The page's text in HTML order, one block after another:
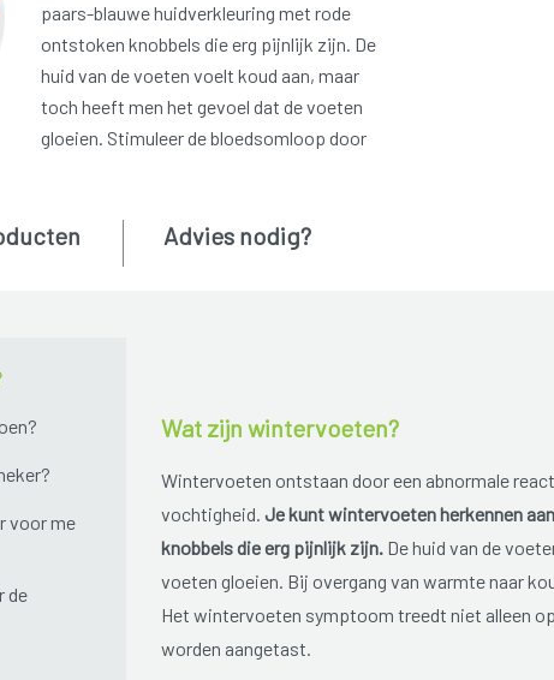
paars-blauwe huidverkleuring met rode
ontstoken knobbels die erg pijnlijk zijn. De
huid van de voeten voelt koud aan, maar
toch heeft men het gevoel dat de voeten
gloeien. Stimuleer de bloedsomloop door
voor me
de
Advies nodig?
Wat zijn wintervoeten?
Wintervoeten ontstaan door een abnormale
vochtigheid. Je kunt wintervoeten herkennen
knobbels die erg pijnlijk zijn. De huid van de
voeten gloeien. Bij overgang van warmte naar
Het wintervoeten symptoom treedt niet alleen
worden aangetast.